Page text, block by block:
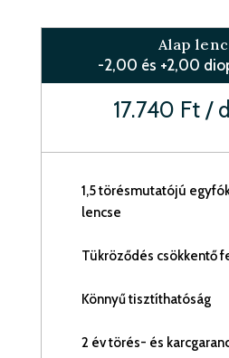
Alap
-2,00 és +2,00
17.740 Ft /
1,5 törésmutatójú
lencse
Tükröződés csökkentő
Könnyű tisztíthatóság
2 év törés- és